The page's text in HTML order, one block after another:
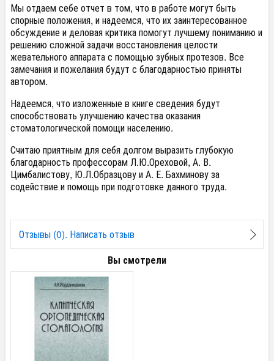
Мы отдаем себе отчет в том, что в работе могут быть
спорные положения, и надеемся, что их заинтересованное
обсуждение и деловая критикапомогут лучшему пониманию и
решению сложнойзадачи восстановления целости
жевательного аппаратас помощью зубных протезов. Все
замечания и пожелания будут с благодарностью приняты
автором.
Надеемся, что изложенные в книге сведения будут
способствовать улучшению качества оказания
стоматологическойпомощинаселению.
Считаю приятным для себя долгом выразить глубокую
благодарность профессорам Л.Ю.Ореховой, А. В.
Цимбалистову, Ю.Л.Образцову и А. Е. Бахминовуза
содействие ипомощь при подготовкеданного труда.
Отзывы (0). Написать отзыв
Вы смотрели